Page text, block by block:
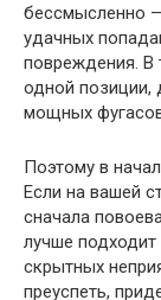
бессмысленно
удачных
повреждения. В
одной
мощных
Поэтому в
Если на вашей
сначала
лучше
скрытных
преуспеть,